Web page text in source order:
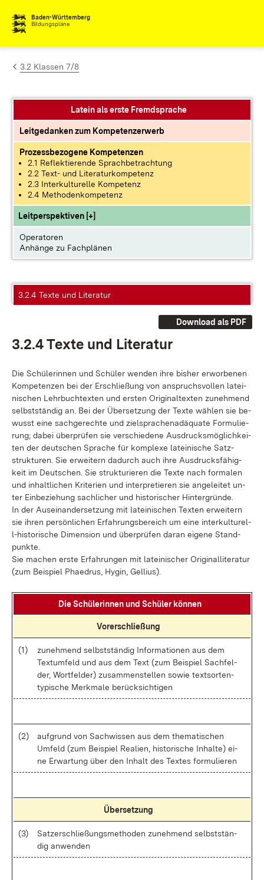
Zum Inhalt springen
Baden-Württemberg
Bildungspläne
3.2 Klassen 7/8
Latein als erste Fremdsprache
Leitgedanken zum Kompetenzerwerb
Prozessbezogene Kompetenzen
2.1 Reflektierende Sprachbetrachtung
2.2 Text- und Literaturkompetenz
2.3 Interkulturelle Kompetenz
2.4 Methodenkompetenz
Leitperspektiven [+]
Operatoren
Anhänge zu Fachplänen
3.2.4 Texte und Literatur
Download als PDF
3.2.4 Tex­te und Li­te­ra­tur
Die Schü­le­rin­nen und Schü­ler wen­den ih­re bis­her er­wor­be­nen
Kom­pe­ten­zen bei der Er­schlie­ßung von an­spruchs­vol­len la­tei­
ni­schen Lehr­buch­t­ex­ten und ers­ten Ori­gi­nal­tex­ten zu­neh­mend
selbst­stän­dig an. Bei der Über­set­zung der Tex­te wäh­len sie be­
wusst ei­ne sach­ge­rech­te und ziel­spra­chen­ad­äqua­te For­mu­lie­
rung; da­bei über­prü­fen sie ver­schie­de­ne Aus­drucks­mög­lich­kei­
ten der deut­schen Spra­che für kom­ple­xe la­tei­ni­sche Satz­
struk­tu­ren. Sie er­wei­tern da­durch auch ih­re Aus­drucks­fä­hig­
keit im Deut­schen. Sie struk­tu­rie­ren die Tex­te nach for­ma­len
und in­halt­li­chen Kri­te­ri­en und in­ter­pre­tie­ren sie an­ge­lei­tet un­
ter Ein­be­zie­hung sach­li­cher und his­to­ri­scher Hin­ter­grün­de.
In der Aus­ein­an­der­set­zung mit la­tei­ni­schen Tex­ten er­wei­tern
sie ih­ren per­sön­li­chen Er­fah­rungs­be­reich um ei­ne in­ter­kul­tu­rel­
l-his­to­ri­sche Di­men­si­on und über­prü­fen dar­an ei­ge­ne Stand­
punk­te.
Sie ma­chen ers­te Er­fah­run­gen mit la­tei­ni­scher Ori­gi­nal­li­te­ra­tur
(zum Bei­spiel Pha­edrus, Hy­gin, Gel­li­us).
Die Schü­le­rin­nen und Schü­ler kön­nen
Vor­er­schlie­ßung
(1)
zu­neh­mend selbst­stän­dig In­for­ma­tio­nen aus dem
Text­um­feld und aus dem Text (zum Bei­spiel Sach­fel­
der, Wort­fel­der) zu­sam­men­stel­len so­wie text­sort­en­
ty­pi­sche Merk­ma­le be­rück­sich­ti­gen
(2)
auf­grund von Sach­wis­sen aus dem the­ma­ti­schen
Um­feld (zum Bei­spiel Rea­li­en, his­to­ri­sche In­hal­te) ei­
ne Er­war­tung über den In­halt des Tex­tes for­mu­lie­ren
Über­set­zung
(3)
Sat­zer­schlie­ßungs­me­tho­den zu­neh­mend selbst­stän­
dig an­wen­den